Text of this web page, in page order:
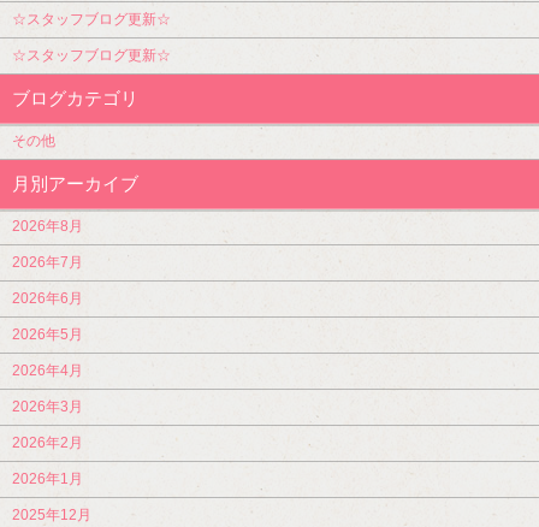
☆スタッフブログ更新☆
☆スタッフブログ更新☆
ブログカテゴリ
その他
月別アーカイブ
2026年8月
2026年7月
2026年6月
2026年5月
2026年4月
2026年3月
2026年2月
2026年1月
2025年12月